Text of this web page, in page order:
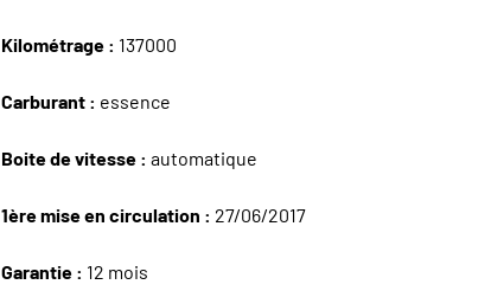
Kilométrage : 137000
Carburant : essence
Boite de vitesse : automatique
1ère mise en circulation : 27/06/2017
Garantie : 12 mois